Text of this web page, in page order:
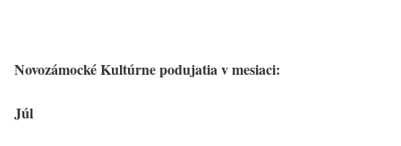
Novozámocké Kultúrne podujatia v mesiaci:
Júl